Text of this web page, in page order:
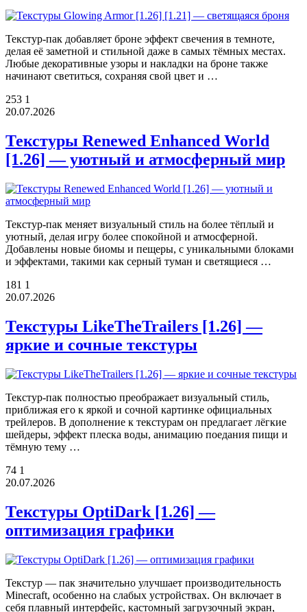
Текстур-пак добавляет броне эффект свечения в темноте,
делая её заметной и стильной даже в самых тёмных местах.
Любые декоративные узоры и накладки на броне также
начинают светиться, сохраняя свой цвет и …
253 1
20.07.2026
Текстуры Renewed Enhanced World
[1.26] — уютный и атмосферный мир
Текстур-пак меняет визуальный стиль на более тёплый и
уютный, делая игру более спокойной и атмосферной.
Добавлены новые биомы и пещеры, с уникальными блоками
и эффектами, такими как серный туман и светящиеся …
181 1
20.07.2026
Текстуры LikeTheTrailers [1.26] —
яркие и сочные текстуры
Текстур-пак полностью преображает визуальный стиль,
приближая его к яркой и сочной картинке официальных
трейлеров. В дополнение к текстурам он предлагает лёгкие
шейдеры, эффект плеска воды, анимацию поедания пищи и
тёмную тему …
74 1
20.07.2026
Текстуры OptiDark [1.26] —
оптимизация графики
Текстур — пак значительно улучшает производительность
Minecraft, особенно на слабых устройствах. Он включает в
себя плавный интерфейс, кастомный загрузочный экран,